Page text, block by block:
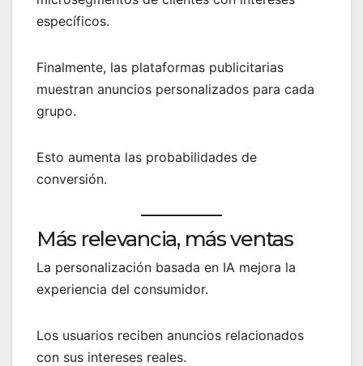
específicos.
Finalmente, las plataformas publicitarias
muestran anuncios personalizados para cada
grupo.
Esto aumenta las probabilidades de
conversión.
Más relevancia, más ventas
La personalización basada en IA mejora la
experiencia del consumidor.
Los usuarios reciben anuncios relacionados
con sus intereses reales.